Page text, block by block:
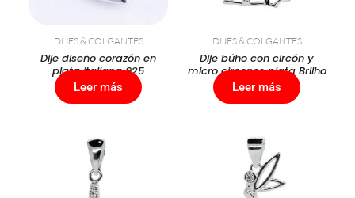
DIJES & COLGANTES
Dije diseño corazón en
plata italiana 925
Leer más
DIJES & COLGANTES
Dije búho con circón y
micro circones plata Brilho
Leer más